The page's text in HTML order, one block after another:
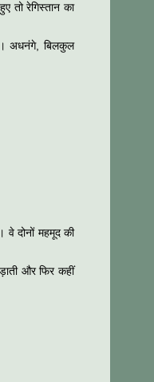
तो रेगिस्तान का
अधनंगे, बिलकुल
वे दोनों महमूद की
और फिर कहीं